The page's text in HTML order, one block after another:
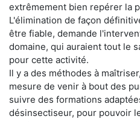
extrêmement bien repérer la
L'élimination de façon
être fiable, demande
domaine, qui auraient tout le
pour cette activité.
Il y a des méthodes à
mesure de venir à bout des
suivre des formations
désinsectiseur, pour pouvoir